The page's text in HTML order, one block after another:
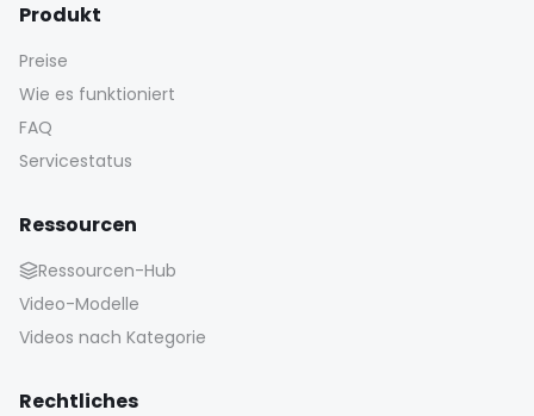
Produkt
Preise
Wie es funktioniert
FAQ
Servicestatus
Ressourcen
Ressourcen-Hub
Video-Modelle
Videos nach Kategorie
Rechtliches